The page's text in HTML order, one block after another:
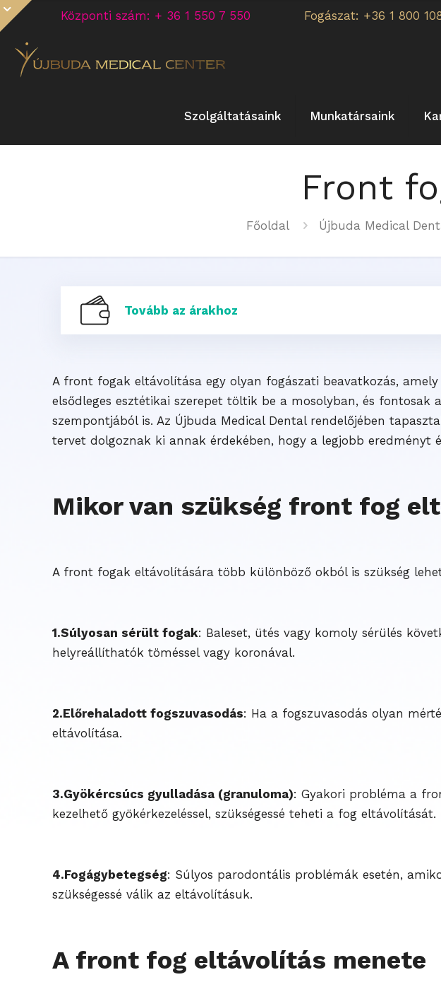
Központi szám: + 36 1 550 7 550 Fogászat: +36 1 800
Szolgáltatásaink Munkatársaink
Front
Főoldal Újbuda Medical
Tovább az árakhoz
A front fogak eltávolítása egy olyan fogászati beavatkozás,
elsődleges esztétikai szerepet töltik be a mosolyban, és
szempontjából is. Az Újbuda Medical Dental rendelőjében
tervet dolgoznak ki annak érdekében, hogy a legjobb eredményt
Mikor van szükség front fog
A front fogak eltávolítására több különböző okból is szükség
1.Súlyosan sérült fogak: Baleset, ütés vagy komoly sérülés
helyreállíthatók töméssel vagy koronával.
2.Előrehaladott fogszuvasodás: Ha a fogszuvasodás olyan
eltávolítása.
3.Gyökércsúcs gyulladása (granuloma): Gyakori probléma a
kezelhető gyökérkezeléssel, szükségessé teheti a fog eltávolítását.
4.Fogágybetegség: Súlyos parodontális problémák esetén,
szükségessé válik az eltávolításuk.
A front fog eltávolítás menete